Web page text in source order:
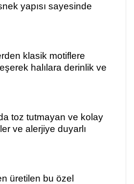
yapısı sayesinde
klasik motiflere
halılara derinlik ve
toz tutmayan ve kolay
ve alerjiye duyarlı
üretilen bu özel